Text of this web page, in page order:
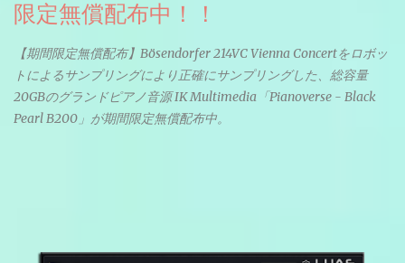
限定無償配布中！！
【期間限定無償配布】Bösendorfer 214VC Vienna Concertをロボッ
トによるサンプリングにより正確にサンプリングした、総容量
20GBのグランドピアノ音源 IK Multimedia「Pianoverse - Black
Pearl B200」が期間限定無償配布中。